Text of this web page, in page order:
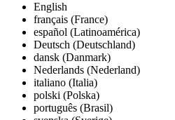
English
français (France)
español (Latinoamérica)
Deutsch (Deutschland)
dansk (Danmark)
Nederlands (Nederland)
italiano (Italia)
polski (Polska)
português (Brasil)